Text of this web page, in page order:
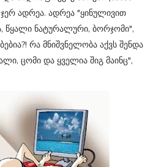
ჯერ ადრეა. ადრეა "ყინულივით
წყალი ნატურალური, ბორჯომი",
რა მნიშვნელობა აქვს შენდა
ცომი და ყველია შიგ მაინც",